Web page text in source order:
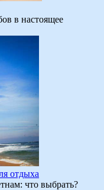
в настоящее
отдыха
что выбрать?